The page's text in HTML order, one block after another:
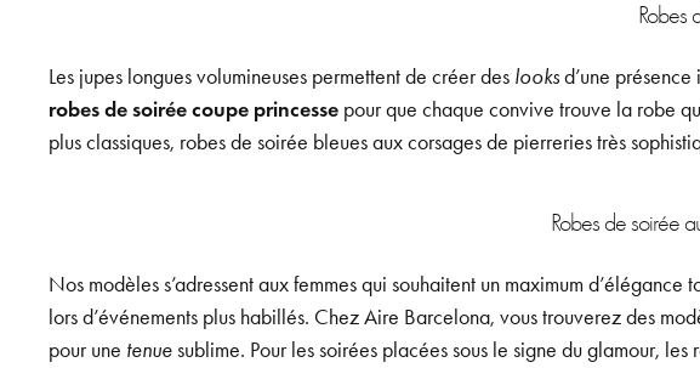
Robes
Les jupes longues volumineuses permettent de créer des looksd’une
robes de soirée coupe princesse pour que chaque convive trouve la robe
plus classiques, robes de soirée bleues aux corsages de pierreries très
Robes de soirée
Nos modèles s’adressent aux femmes qui souhaitent un maximum
lors d’événements plus habillés. Chez Aire Barcelona, vous trouverez des
pour une tenuesublime. Pour les soirées placées sous le signe du glamour,